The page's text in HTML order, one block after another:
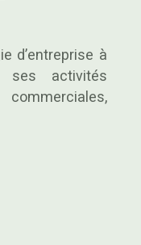
d’entreprise à
ses activités